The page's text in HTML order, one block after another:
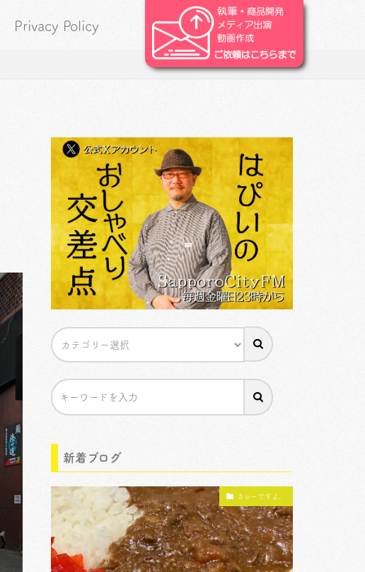
Privacy Policy
新着ブログ
カレーですよ。